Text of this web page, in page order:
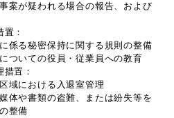
案が疑われる場合の報告、および
置：
係る秘密保持に関する規則の整備
ついての役員・従業員への教育
措置：
域における入退室管理
体や書類の盗難、または紛失等を
整備